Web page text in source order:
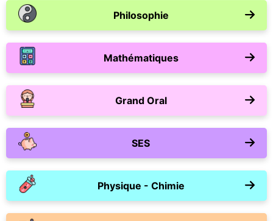
Philosophie
Mathématiques
Grand Oral
SES
Physique - Chimie